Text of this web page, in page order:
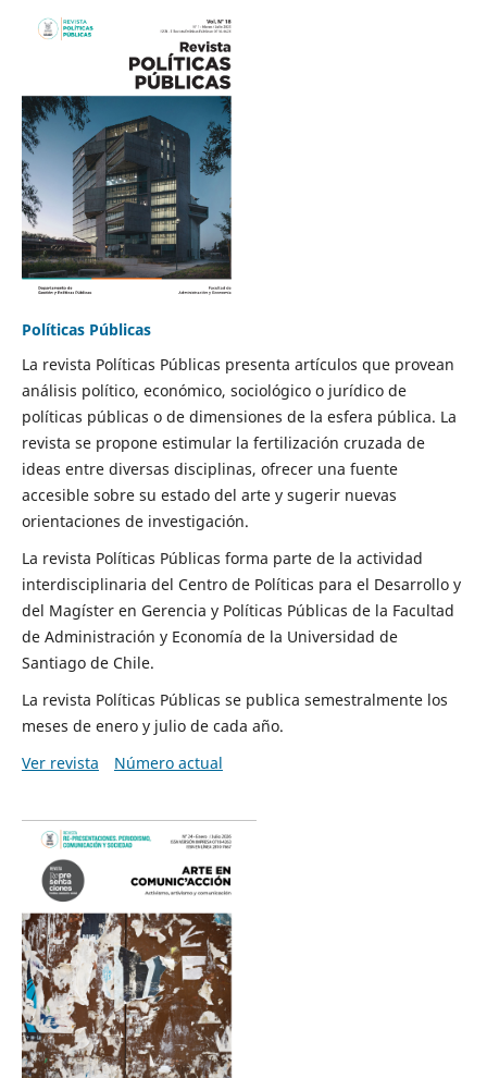
Políticas Públicas
La revista Políticas Públicas presenta artículos que provean
análisis político, económico, sociológico o jurídico de
políticas públicas o de dimensiones de la esfera pública. La
revista se propone estimular la fertilización cruzada de
ideas entre diversas disciplinas, ofrecer una fuente
accesible sobre su estado del arte y sugerir nuevas
orientaciones de investigación.
La revista Políticas Públicas forma parte de la actividad
interdisciplinaria del Centro de Políticas para el Desarrollo y
del Magíster en Gerencia y Políticas Públicas de la Facultad
de Administración y Economía de la Universidad de
Santiago de Chile.
La revista Políticas Públicas se publica semestralmente los
meses de enero y julio de cada año.
Ver revista
Número actual